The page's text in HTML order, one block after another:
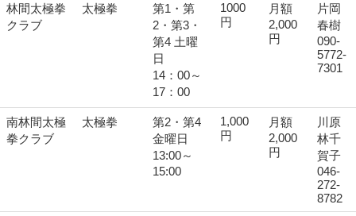
林間太極拳
クラブ
太極拳
第1・第
2・第3・
第4 土曜
日
14：00～
17：00
1000
円
月額
2,000
円
片岡
春樹
090-
5772-
7301
南林間太極
拳クラブ
太極拳
第2・第4
金曜日
13:00～
15:00
1,000
円
月額
2,000
円
川原
林千
賀子
046-
272-
8782